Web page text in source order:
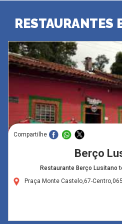
RESTAURANTES
Compartilhe
Berço
Restaurante Berço Lusitano
Praça Monte Castelo,67-